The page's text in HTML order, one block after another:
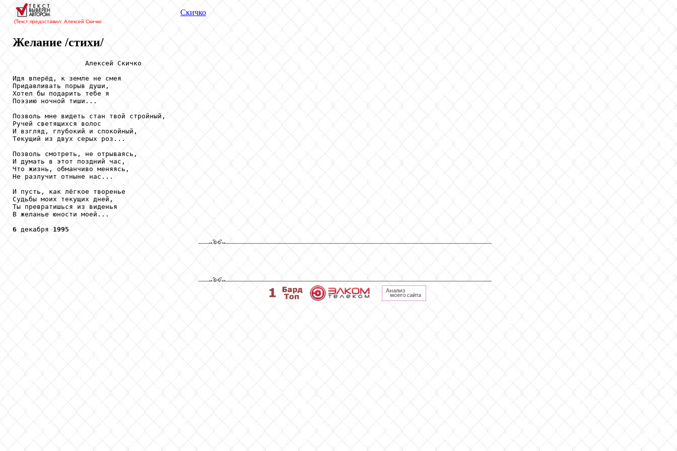
(Текст предоставил: Алексей Скичко
Скичко
Желание /стихи/
                  Алексей Скичко
Идя вперёд, к земле не смея
Придавливать порыв души,
Хотел бы подарить тебе я
Поэзию ночной тиши...
Позволь мне видеть стан твой стройный,
Ручей светящихся волос
И взгляд, глубокий и спокойный,
Текущий из двух серых роз...
Позволь смотреть, не отрываясь,
И думать в этот поздний час,
Что жизнь, обманчиво меняясь,
Не разлучит отныне нас...
И пусть, как лёгкое творенье
Судьбы моих текущих дней,
Ты превратишься из виденья
В желанье юности моей...
6 декабря 1995